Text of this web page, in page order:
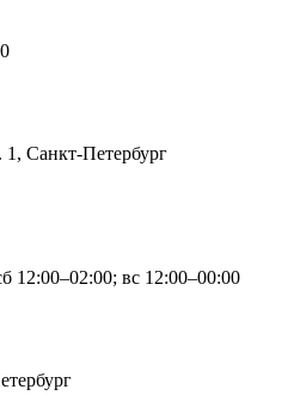
1, Санкт-Петербург
12:00–02:00; вс 12:00–00:00